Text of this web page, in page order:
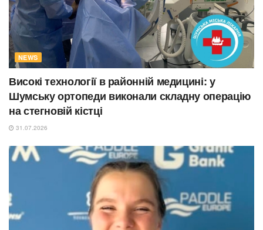
NEWS
Високі технології в районній медицині: у
Шумську ортопеди виконали складну операцію
на стегновій кістці
31.07.2026